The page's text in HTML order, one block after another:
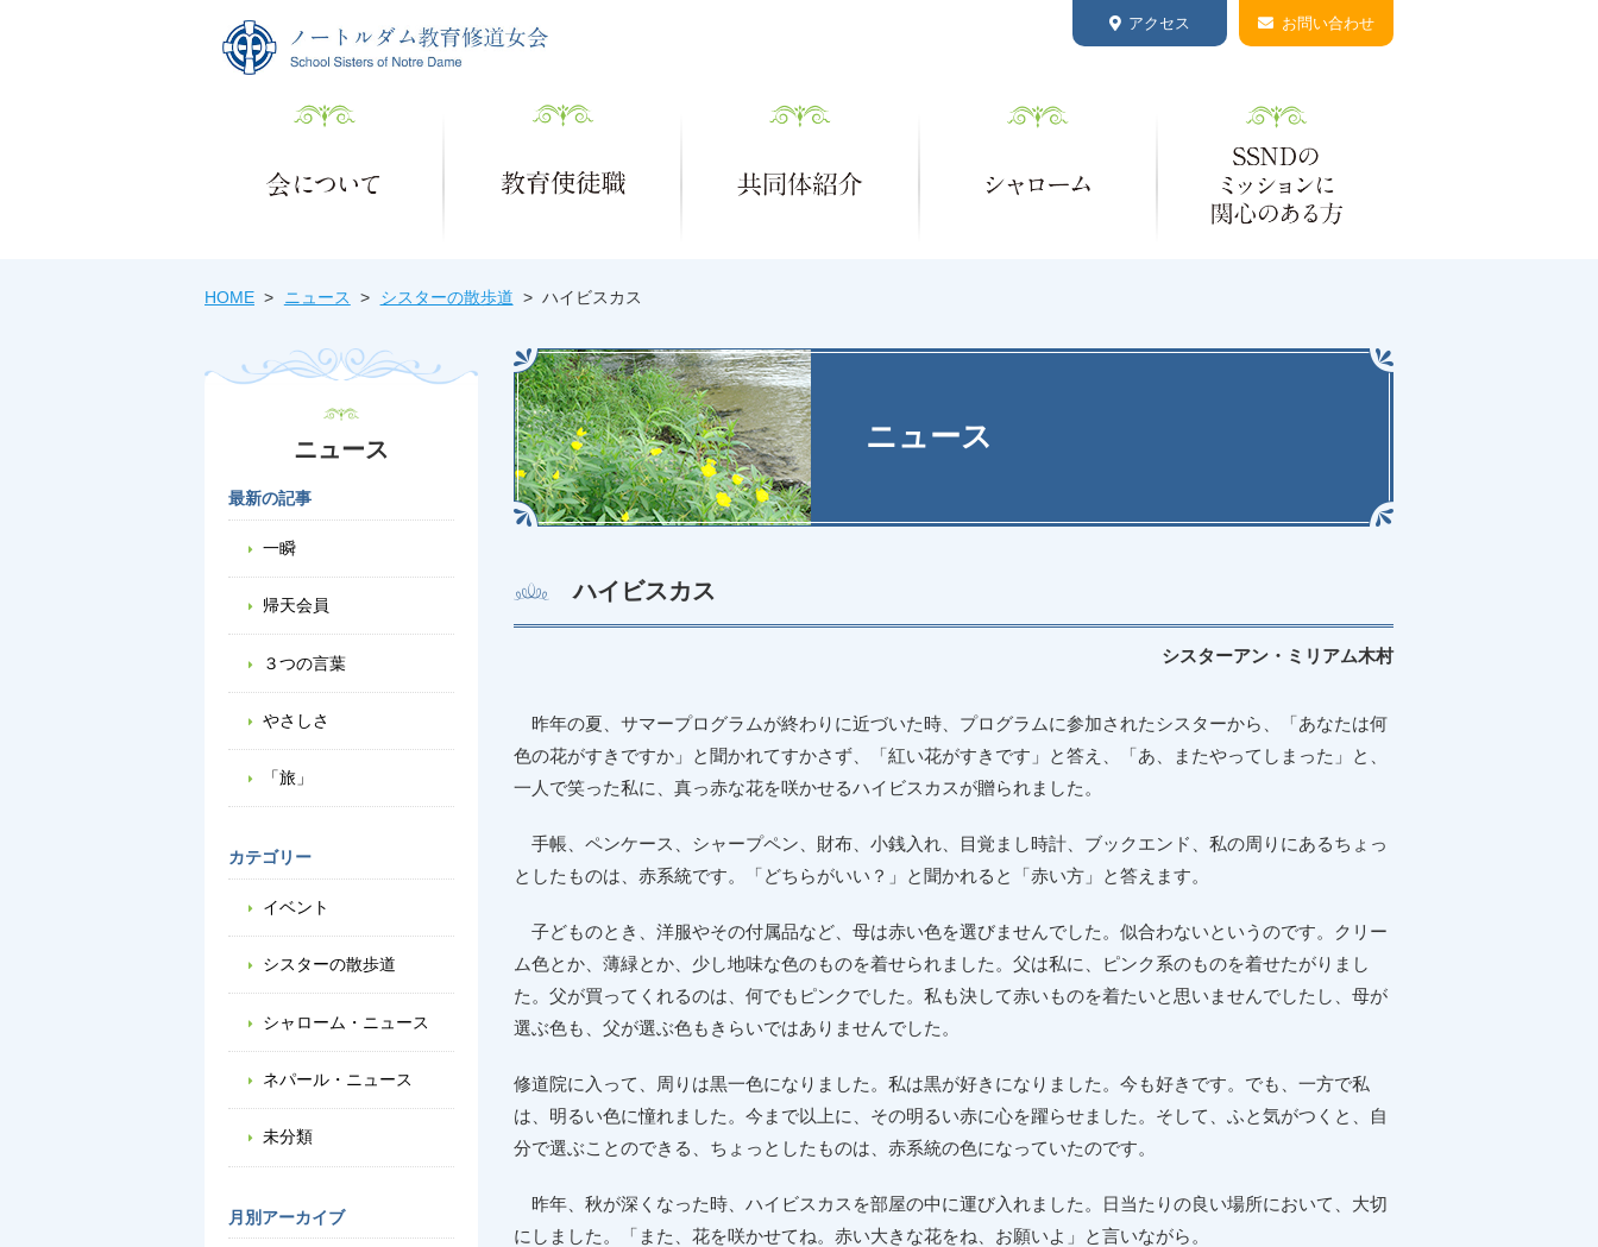
アクセス お問い合わせ
HOME ニュース シスターの散歩道 ハイビスカス
ニュース
ハイビスカス
シスターアン・ミリアム木村
昨年の夏、サマープログラムが終わりに近づいた時、プログラムに参加されたシスターから、「あなたは何
色の花がすきですか」と聞かれてすかさず、「紅い花がすきです」と答え、「あ、またやってしまった」と、
一人で笑った私に、真っ赤な花を咲かせるハイビスカスが贈られました。
手帳、ペンケース、シャープペン、財布、小銭入れ、目覚まし時計、ブックエンド、私の周りにあるちょっ
としたものは、赤系統です。「どちらがいい？」と聞かれると「赤い方」と答えます。
子どものとき、洋服やその付属品など、母は赤い色を選びませんでした。似合わないというのです。クリー
ム色とか、薄緑とか、少し地味な色のものを着せられました。父は私に、ピンク系のものを着せたがりまし
た。父が買ってくれるのは、何でもピンクでした。私も決して赤いものを着たいと思いませんでしたし、母が
選ぶ色も、父が選ぶ色もきらいではありませんでした。
修道院に入って、周りは黒一色になりました。私は黒が好きになりました。今も好きです。でも、一方で私
は、明るい色に憧れました。今まで以上に、その明るい赤に心を躍らせました。そして、ふと気がつくと、自
分で選ぶことのできる、ちょっとしたものは、赤系統の色になっていたのです。
昨年、秋が深くなった時、ハイビスカスを部屋の中に運び入れました。日当たりの良い場所において、大切
にしました。「また、花を咲かせてね。赤い大きな花をね、お願いよ」と言いながら。
ニュース
最新の記事
一瞬
帰天会員
３つの言葉
やさしさ
「旅」
カテゴリー
イベント
シスターの散歩道
シャローム・ニュース
ネパール・ニュース
未分類
月別アーカイブ